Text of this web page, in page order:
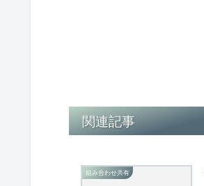
関連記事
組み合わせ共有